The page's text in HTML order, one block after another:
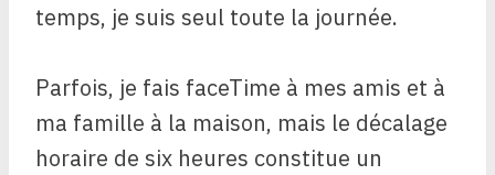
temps, je suis seul toute la journée.
Parfois, je fais faceTime à mes amis et à
ma famille à la maison, mais le décalage
horaire de six heures constitue un